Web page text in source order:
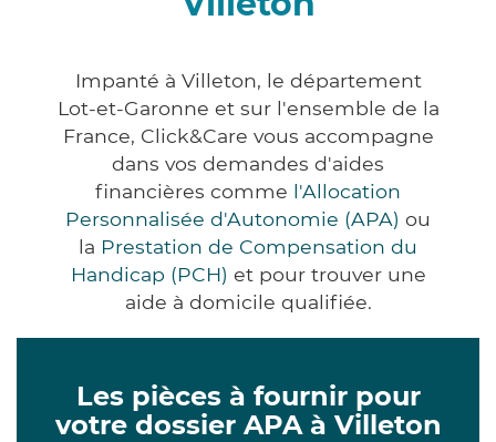
Impanté à Villeton, le département
Lot-et-Garonne et sur l'ensemble de la
France, Click&Care vous accompagne
dans vos demandes d'aides
financières comme l'Allocation
Personnalisée d'Autonomie (APA) ou
la Prestation de Compensation du
Handicap (PCH) et pour trouver une
aide à domicile qualifiée.
Les pièces à fournir pour
votre dossier APA à Villeton